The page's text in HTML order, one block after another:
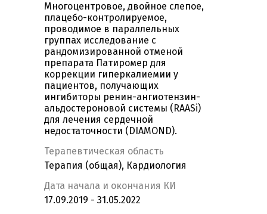
Многоцентровое, двойное слепое,
плацебо-контролируемое,
проводимое в параллельных
группах исследование с
рандомизированной отменой
препарата Патиромер для
коррекции гиперкалиемии у
пациентов, получающих
ингибиторы ренин-ангиотензин-
альдостероновой системы (RAASi)
для лечения сердечной
недостаточности (DIAMOND).
Терапевтическая область
Терапия (общая), Кардиология
Дата начала и окончания КИ
17.09.2019 - 31.05.2022